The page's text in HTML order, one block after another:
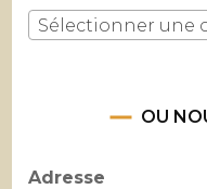
Sélectionner une
OU
Adresse